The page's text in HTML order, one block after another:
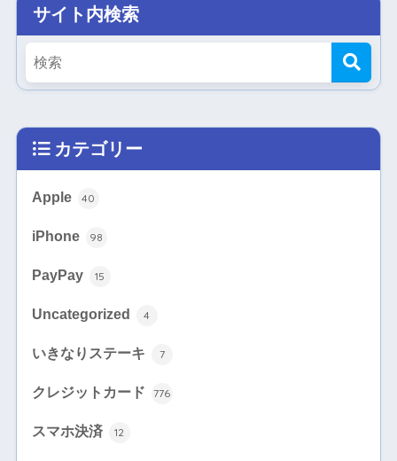
サイト内検索
カテゴリー
Apple 40
iPhone 98
PayPay 15
Uncategorized 4
いきなりステーキ 7
クレジットカード 776
スマホ決済 12